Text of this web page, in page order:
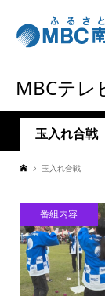
MBCテレ
玉入れ合戦
玉入れ合戦
番組内容